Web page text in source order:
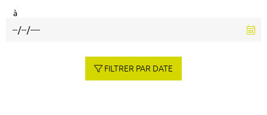
à
FILTRER PAR DATE